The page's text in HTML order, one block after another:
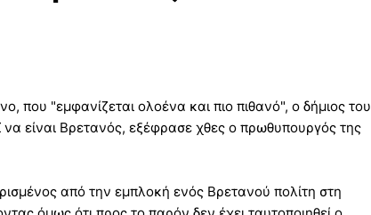
που "εμφανίζεται ολοένα και πιο πιθανό", ο δήμιος του
είναι Βρετανός, εξέφρασε χθες ο πρωθυπουργός της
από την εμπλοκή ενός Βρετανού πολίτη στη